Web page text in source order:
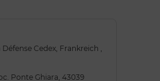
Cedex, Frankreich ,
Ponte Ghiara, 43039